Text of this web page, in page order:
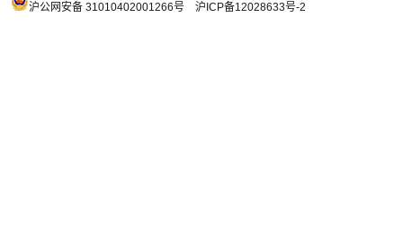
沪公网安备 31010402001266号 沪ICP备12028633号-2